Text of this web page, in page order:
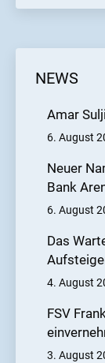
NEWS
Amar
6. August
Neuer
Bank
6. August
Das
4. August
FSV
3. August